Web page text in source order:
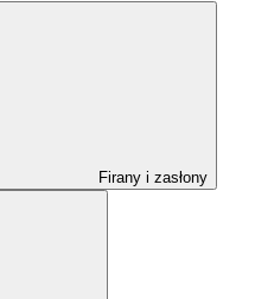
Firany i zasłony